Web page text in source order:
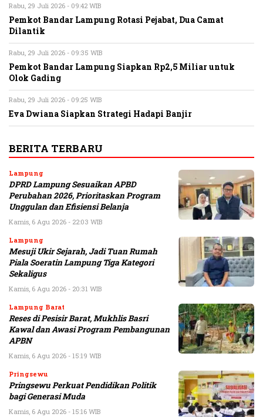
Rabu, 29 Juli 2026 - 09:42 WIB
Pemkot Bandar Lampung Rotasi Pejabat, Dua Camat
Dilantik
Rabu, 29 Juli 2026 - 09:35 WIB
Pemkot Bandar Lampung Siapkan Rp2,5 Miliar untuk
Olok Gading
Rabu, 29 Juli 2026 - 09:25 WIB
Eva Dwiana Siapkan Strategi Hadapi Banjir
BERITA TERBARU
Lampung
DPRD Lampung Sesuaikan APBD
Perubahan 2026, Prioritaskan Program
Unggulan dan Efisiensi Belanja
Kamis, 6 Agu 2026 - 22:03 WIB
Lampung
Mesuji Ukir Sejarah, Jadi Tuan Rumah
Piala Soeratin Lampung Tiga Kategori
Sekaligus
Kamis, 6 Agu 2026 - 20:31 WIB
Lampung Barat
Reses di Pesisir Barat, Mukhlis Basri
Kawal dan Awasi Program Pembangunan
APBN
Kamis, 6 Agu 2026 - 15:19 WIB
Pringsewu
Pringsewu Perkuat Pendidikan Politik
bagi Generasi Muda
Kamis, 6 Agu 2026 - 15:16 WIB